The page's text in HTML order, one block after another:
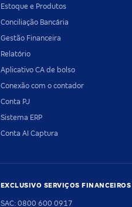
Estoque e Produtos
Conciliação Bancária
Gestão Financeira
Relatório
Aplicativo CA de bolso
Conexão com o contador
Conta PJ
Sistema ERP
Conta AI Captura
EXCLUSIVO SERVIÇOS FINANCEIROS
SAC: 0800 600 0917